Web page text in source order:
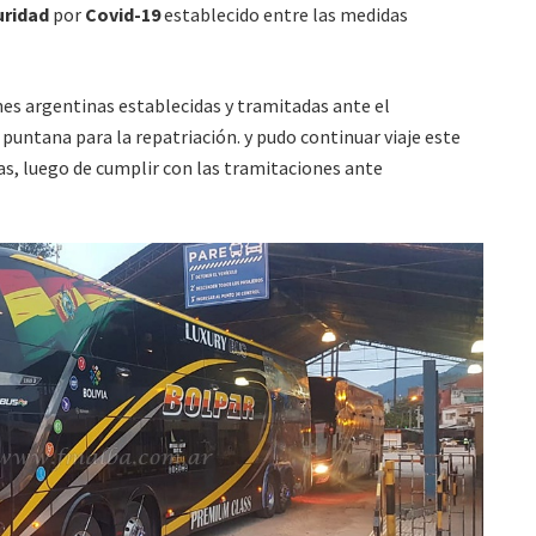
por Covid-19establecido entre las medidas
argentinas establecidas y tramitadas ante el
para la repatriación. y pudo continuar viaje este
luego de cumplir con las tramitaciones ante